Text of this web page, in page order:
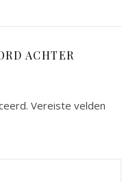
ACHTER
Vereiste velden